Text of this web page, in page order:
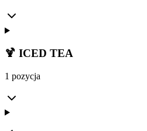
🍹 ICED TEA
1 pozycja